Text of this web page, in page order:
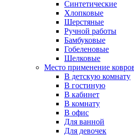
Синтетические
Хлопковые
Шерстяные
Ручной работы
Бамбуковые
Гобеленовые
Шелковые
Место применение
В детскую комнату
В гостиную
В кабинет
В комнату
В офис
Для ванной
Для девочек